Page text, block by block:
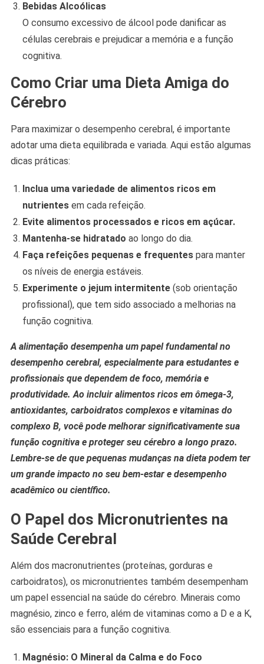
Bebidas Alcoólicas
O consumo excessivo de álcool pode danificar as
células cerebrais e prejudicar a memória e a função
cognitiva.
Como Criar uma Dieta Amiga do
Cérebro
Para maximizar o desempenho cerebral, é importante
adotar uma dieta equilibrada e variada. Aqui estão algumas
dicas práticas:
Inclua uma variedade de alimentos ricos em
nutrientesem cada refeição.
Evite alimentos processados e ricos em açúcar.
Mantenha-se hidratado ao longo do dia.
Faça refeições pequenas e frequentespara manter
os níveis de energia estáveis.
Experimente o jejum intermitente(sob orientação
profissional), que tem sido associado a melhorias na
função cognitiva.
A alimentação desempenha um papel fundamental no
desempenho cerebral, especialmente para estudantes e
profissionais que dependem de foco, memória e
produtividade. Ao incluir alimentos ricos em ômega-3,
antioxidantes, carboidratos complexos e vitaminas do
complexo B, você pode melhorar significativamente sua
função cognitiva e proteger seu cérebro a longo prazo.
Lembre-se de que pequenas mudanças na dieta podem ter
um grande impacto no seu bem-estar e desempenho
acadêmico ou científico.
O Papel dos Micronutrientes na
Saúde Cerebral
Além dos macronutrientes (proteínas, gorduras e
carboidratos), os micronutrientes também desempenham
um papel essencial na saúde do cérebro. Minerais como
magnésio, zinco e ferro, além de vitaminas como a D e a K,
são essenciais para a função cognitiva.
Magnésio: O Mineral da Calma e do Foco